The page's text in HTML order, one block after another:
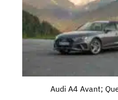
Audi A4 Avant;